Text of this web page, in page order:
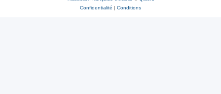
Confidentialité | Conditions